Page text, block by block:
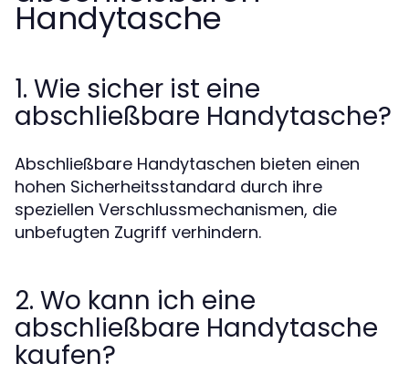
Handytasche
1. Wie sicher ist eine
abschließbare Handytasche?
Abschließbare Handytaschen bieten einen
hohen Sicherheitsstandard durch ihre
speziellen Verschlussmechanismen, die
unbefugten Zugriff verhindern.
2. Wo kann ich eine
abschließbare Handytasche
kaufen?